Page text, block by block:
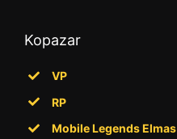
Kopazar
VP
RP
Mobile Legends Elmas